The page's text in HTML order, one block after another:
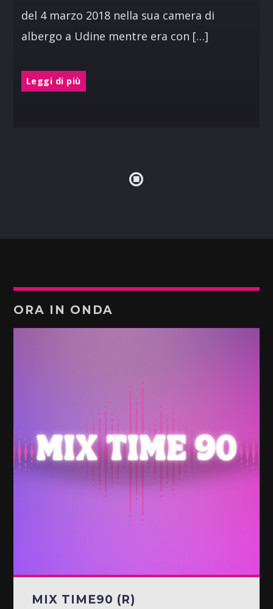
del 4 marzo 2018 nella sua camera di
albergo a Udine mentre era con […]
Leggi di più
ORA IN ONDA
MIX TIME90 (R)